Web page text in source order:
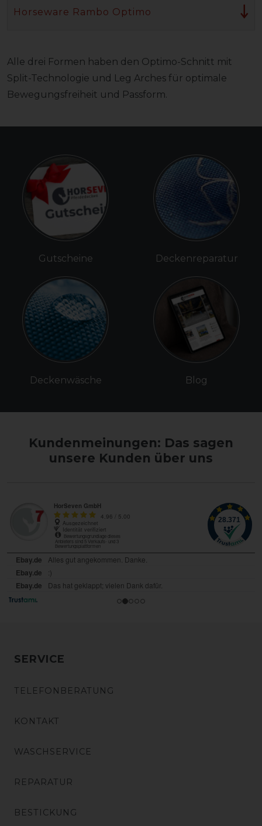
Horseware Rambo Optimo
Alle drei Formen haben den Optimo-Schnitt mit
Split-Technologie und Leg Arches für optimale
Bewegungsfreiheit und Passform.
Gutscheine
Deckenwäsche
Deckenreparatur
Blog
Kundenmeinungen: Das sagen
unsere Kunden über uns
SERVICE
TELEFONBERATUNG
KONTAKT
WASCHSERVICE
REPARATUR
BESTICKUNG